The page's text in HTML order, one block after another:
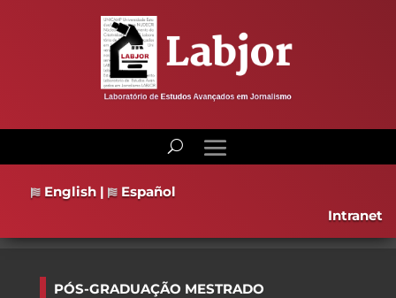
English |
Español
Intranet
PÓS-GRADUAÇÃO MESTRADO